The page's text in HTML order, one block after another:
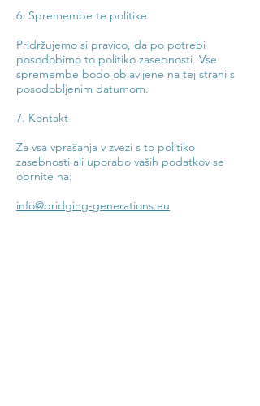
6. Spremembe te politike
Pridržujemo si pravico, da po potrebi
posodobimo to politiko zasebnosti. Vse
spremembe bodo objavljene na tej strani s
posodobljenim datumom.
7. Kontakt
Za vsa vprašanja v zvezi s to politiko
zasebnosti ali uporabo vaših podatkov se
obrnite na:
info@bridging-generations.eu